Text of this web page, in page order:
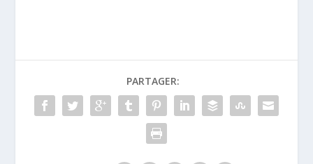
PARTAGER: